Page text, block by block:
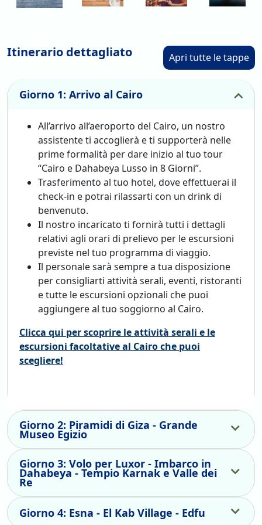
Prenota ora il tuo Pasqua viaggio: Cairo e Dahabeya Lusso
Itinerario dettagliato Apri tutte le tappe
Giorno 1: Arrivo al Cairo
All’arrivo all’aeroporto del Cairo, un nostro
assistente ti accoglierà e ti supporterà nelle
prime formalità per dare inizio al tuo tour
“Cairo e Dahabeya Lusso in 8 Giorni”.
Trasferimento al tuo hotel, dove effettuerai il
check-in e potrai rilassarti con un drink di
benvenuto.
Il nostro incaricato ti fornirà tutti i dettagli
relativi agli orari di prelievo per le escursioni
previste nel tuo programma di viaggio.
Il personale sarà sempre a tua disposizione
per consigliarti attività serali, eventi, ristoranti
e tutte le escursioni opzionali che puoi
aggiungere al tuo soggiorno al Cairo.
Clicca qui per scoprire le attività serali e le
escursioni facoltative al Cairo che puoi
scegliere!
Giorno 2: Piramidi di Giza - Grande
Museo Egizio
Giorno 3: Volo per Luxor - Imbarco in
Dahabeya - Tempio Karnak e Valle dei
Re
Giorno 4: Esna - El Kab Village - Edfu